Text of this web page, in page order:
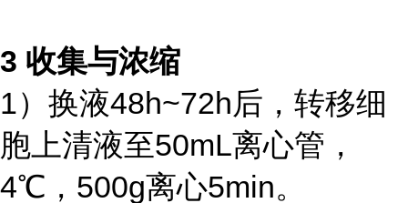
3 收集与浓缩
1）换液48h~72h后，转移细
胞上清液至50mL离心管，
4℃，500g离心5min。